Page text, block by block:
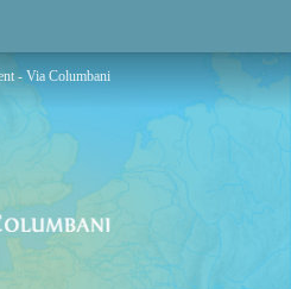
- Via Columbani